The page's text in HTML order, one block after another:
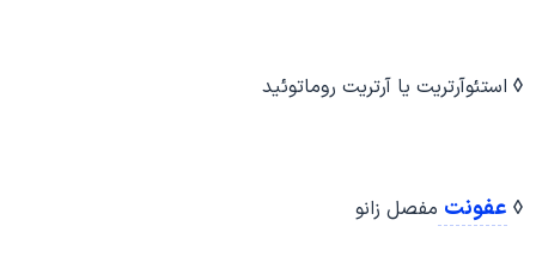
◊ استئوآرتریت یا آرتریت روماتوئید
◊ عفونت مفصل زانو